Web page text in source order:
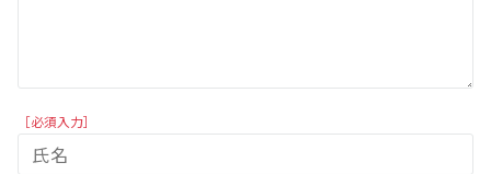
［必須入力］